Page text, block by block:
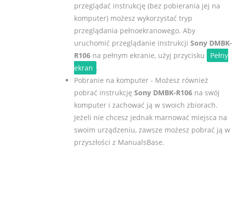
przeglądać instrukcję (bez pobierania jej na
komputer) możesz wykorzystać tryp
przeglądania pełnoekranowego. Aby
uruchomić przeglądanie instrukcji Sony DMBK-
R106na pełnym ekranie, użyj przycisku
Pełny
ekran .
Pobranie na komputer - Możesz również
pobrać instrukcję Sony DMBK-R106na swój
komputer i zachować ją w swoich zbiorach.
Jeżeli nie chcesz jednak marnować miejsca na
swoim urządzeniu, zawsze możesz pobrać ją w
przyszłości z ManualsBase.